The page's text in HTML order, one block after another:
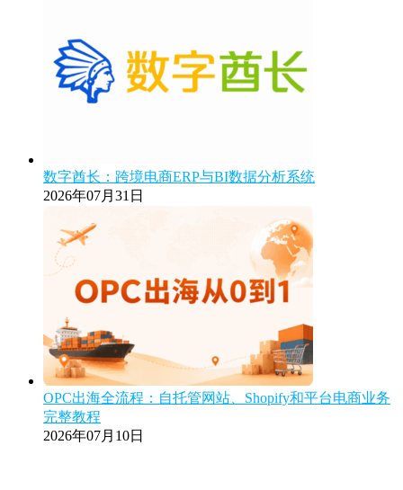
数字酋长：跨境电商ERP与BI数据分析系统
2026年07月31日
OPC出海全流程：自托管网站、Shopify和平台电商业务
完整教程
2026年07月10日